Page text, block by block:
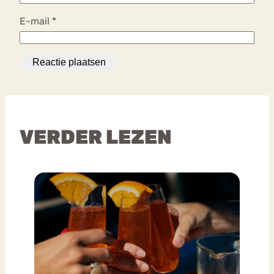
E-mail *
VERDER LEZEN